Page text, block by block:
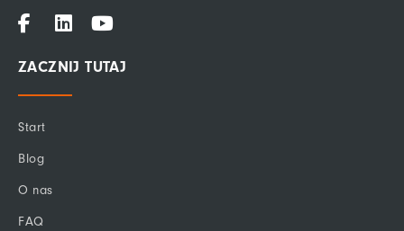
F
a
e
b
o
k
f
L
i
k
e
Y
o
t
ZACZNIJ TUTAJ
Start
Blog
O nas
FAQ